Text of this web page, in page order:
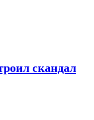
скандал